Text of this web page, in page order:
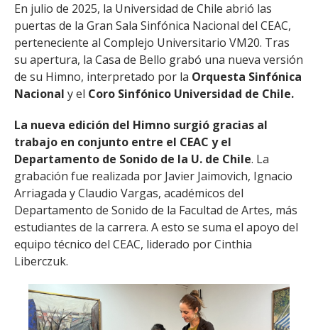
En julio de 2025, la Universidad de Chile abrió las
puertas de la Gran Sala Sinfónica Nacional del CEAC,
perteneciente al Complejo Universitario VM20. Tras
su apertura, la Casa de Bello grabó una nueva versión
de su Himno, interpretado por la Orquesta Sinfónica
Nacional y el Coro Sinfónico Universidad de Chile.
La nueva edición del Himno surgió gracias al
trabajo en conjunto entre el CEAC y el
Departamento de Sonido de la U. de Chile. La
grabación fue realizada por Javier Jaimovich, Ignacio
Arriagada y Claudio Vargas, académicos del
Departamento de Sonido de la Facultad de Artes, más
estudiantes de la carrera. A esto se suma el apoyo del
equipo técnico del CEAC, liderado por Cinthia
Liberczuk.